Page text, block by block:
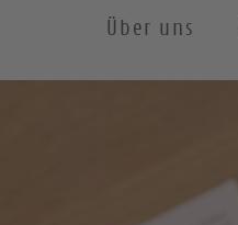
Über uns